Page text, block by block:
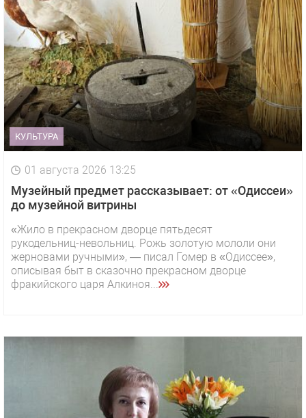
КУЛЬТУРА
01 августа 2026 13:25
Музейный предмет рассказывает: от «Одиссеи»
до музейной витрины
«Жило в прекрасном дворце пятьдесят
рукодельниц-невольниц. Рожь золотую мололи они
жерновами ручными», — писал Гомер в «Одиссее»,
описывая быт в сказочно прекрасном дворце
фракийского царя Алкиноя...